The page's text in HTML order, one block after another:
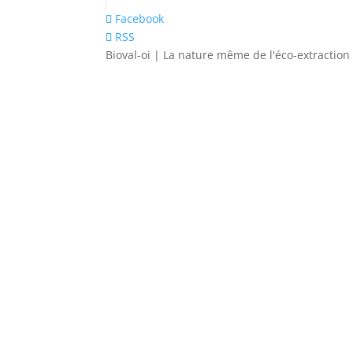
Facebook
RSS
Bioval-oi | La nature même de l'éco-extraction